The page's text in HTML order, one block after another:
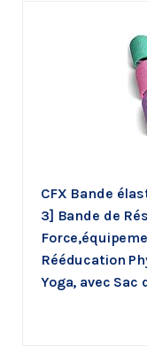
CFX Bande
3] Bande de
Rééducation
Yoga, avec Sac